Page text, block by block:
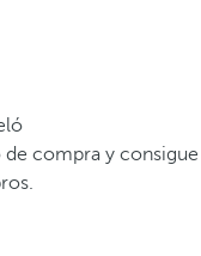
de compra y consigue